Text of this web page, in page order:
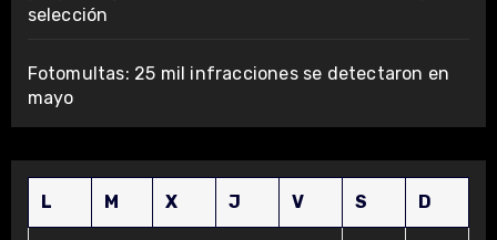
selección
Fotomultas: 25 mil infracciones se detectaron en
mayo
L M X J V S D